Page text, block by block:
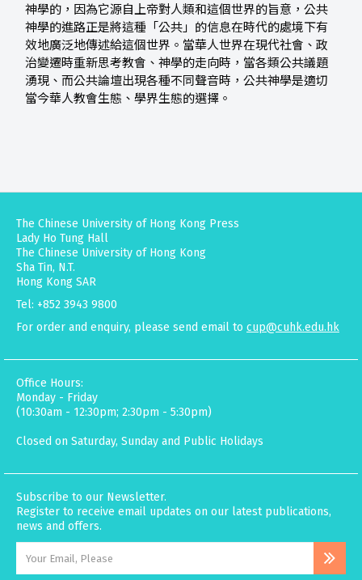
神學的，因為它源自上帝對人類和這個世界的旨意，公共
神學的進路正是將這種「公共」的信息在時代的處境下有
效地廣泛地傳述給這個世界。當華人世界在現代社會、政
治變遷時重新思考教會、神學的走向時，當各類公共議題
湧現、而公共論壇出現各種不同聲音時，公共神學是適切
當今華人教會生態、學界生態的選擇。
The Chinese University of Hong Kong Press
Lady Ho Tung Hall
The Chinese University of Hong Kong
Sha Tin, N.T.
Hong Kong SAR
Tel: +852 3943 9800
For order and enquiry, please send email to cup@cuhk.edu.hk
Office Hours:
Monday - Friday
(10:30am - 12:30pm; 2:30pm - 5:30pm)
Closed on Saturday, Sunday and Public Holidays
Subscribe to our Newsletter.
Register to receive email updates on our latest publications,
news and offers.